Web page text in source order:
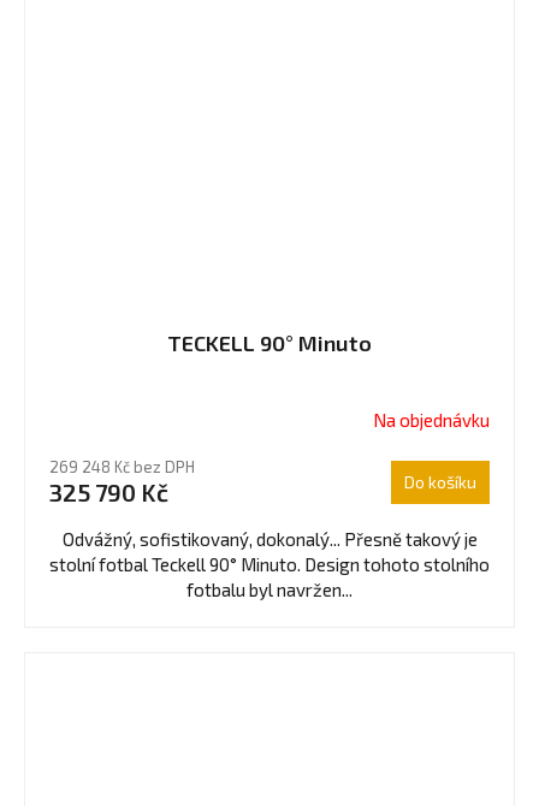
TECKELL 90° Minuto
Na objednávku
269 248 Kč bez DPH
325 790 Kč Do košíku
Odvážný, sofistikovaný, dokonalý... Přesně takový je
stolní fotbal Teckell 90° Minuto. Design tohoto stolního
fotbalu byl navržen...